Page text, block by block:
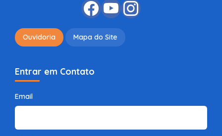
Ouvidoria Mapa do Site
Entrar em Contato
Email